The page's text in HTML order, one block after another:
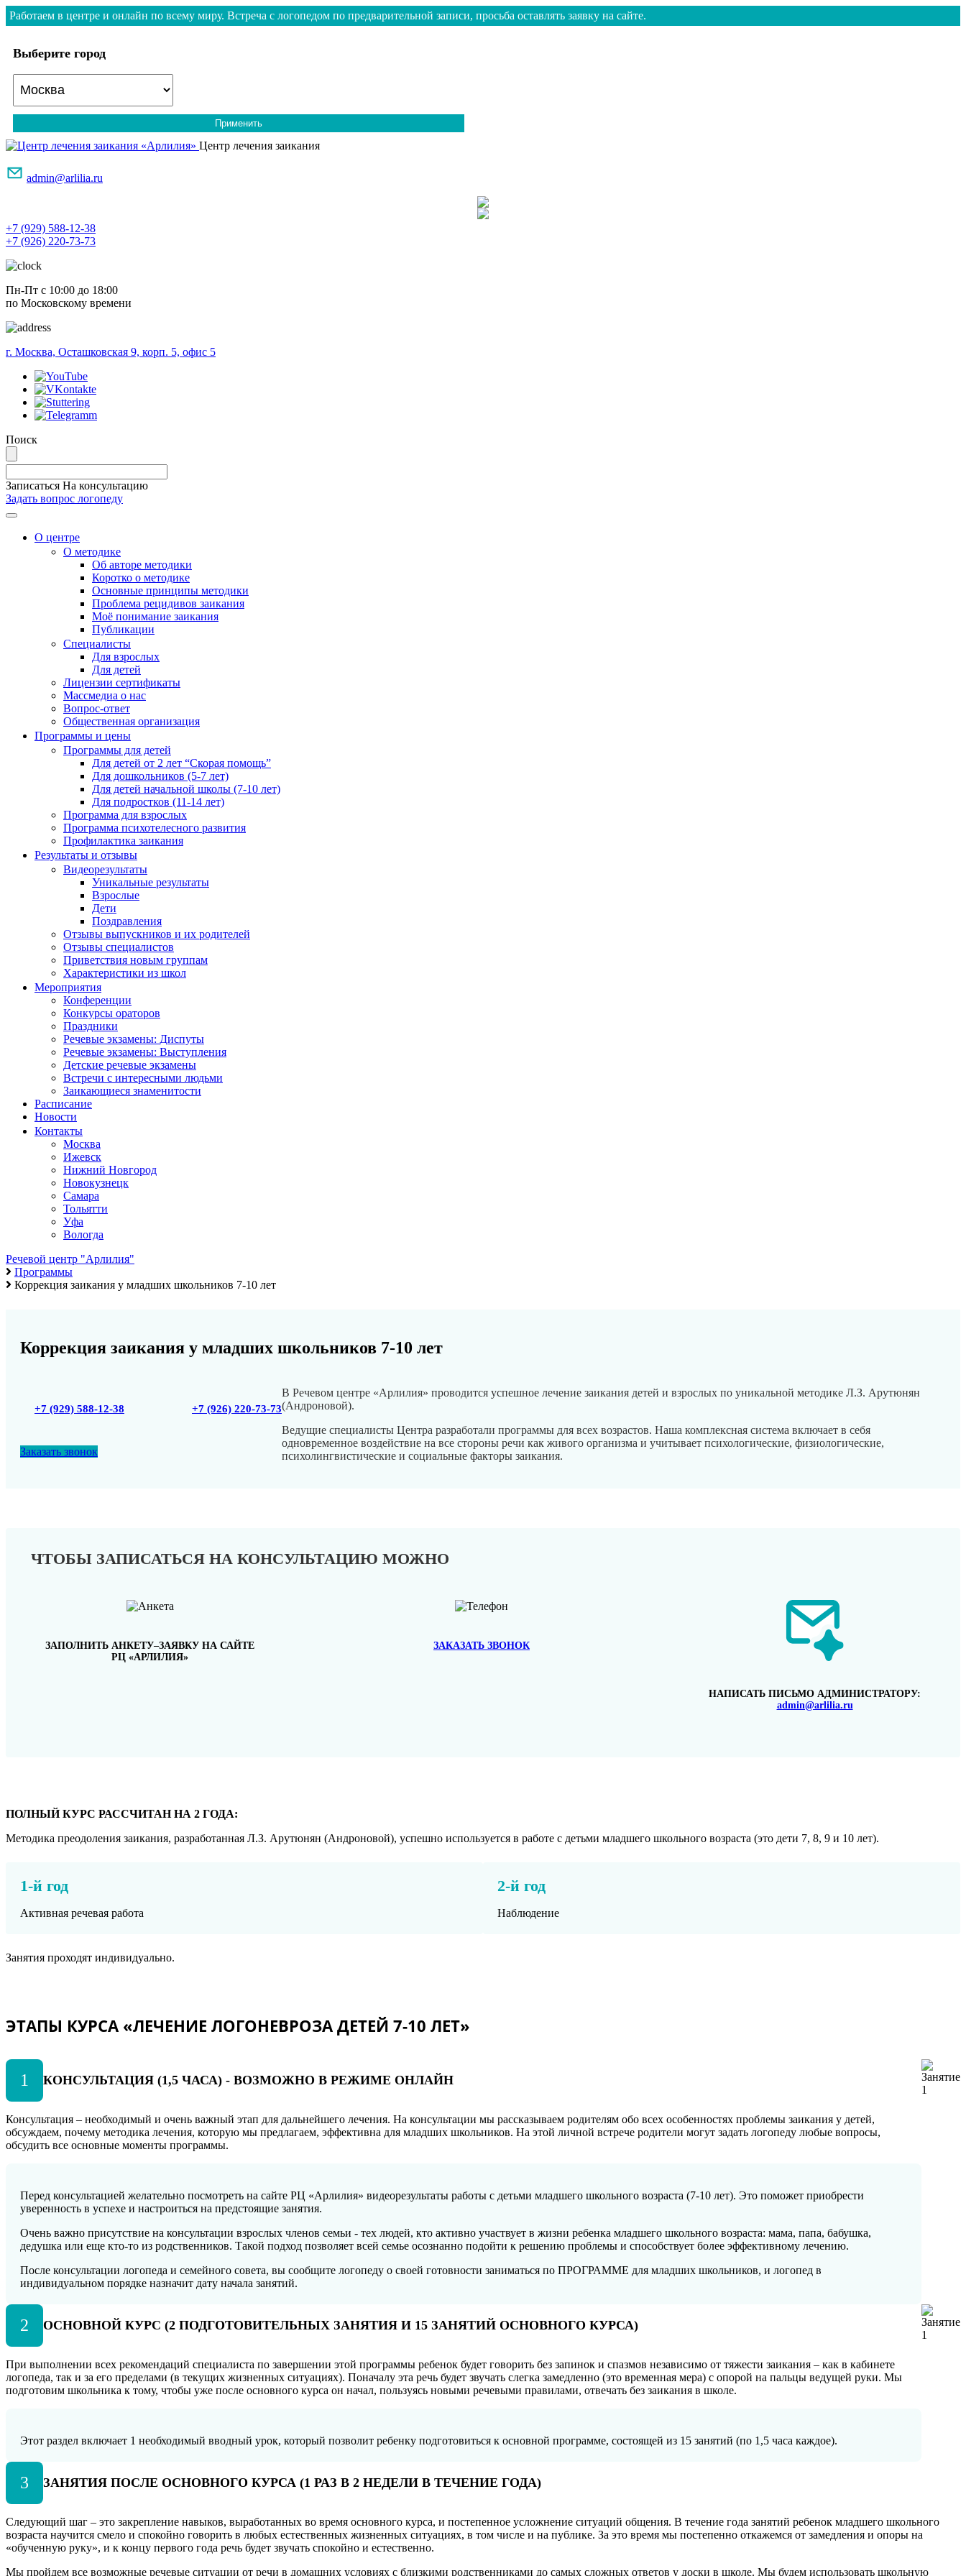
Работаем в центре и онлайн по всему миру. Встреча с логопедом по предварительной записи, просьба оставлять заявку на сайте.
Выберите город
Применить
Центр лечения заикания
admin@arlilia.ru
+7 (929) 588-12-38
+7 (926) 220-73-73
Пн-Пт с 10:00 до 18:00
по Московскому времени
г. Москва, Осташковская 9, корп. 5, офис 5
Поиск
Записаться На консультацию
Задать вопрос логопеду
Меню
О центре
О методике
Об авторе методики
Коротко о методике
Основные принципы методики
Проблема рецидивов заикания
Моё понимание заикания
Публикации
Специалисты
Для взрослых
Для детей
Лицензии сертификаты
Массмедиа о нас
Вопрос-ответ
Общественная организация
Программы и цены
Программы для детей
Для детей от 2 лет “Скорая помощь”
Для дошкольников (5-7 лет)
Для детей начальной школы (7-10 лет)
Для подростков (11-14 лет)
Программа для взрослых
Программа психотелесного развития
Профилактика заикания
Результаты и отзывы
Видеорезультаты
Уникальные результаты
Взрослые
Дети
Поздравления
Отзывы выпускников и их родителей
Отзывы специалистов
Приветствия новым группам
Характеристики из школ
Мероприятия
Конференции
Конкурсы ораторов
Праздники
Речевые экзамены: Диспуты
Речевые экзамены: Выступления
Детские речевые экзамены
Встречи с интересными людьми
Заикающиеся знаменитости
Расписание
Новости
Контакты
Москва
Ижевск
Нижний Новгород
Новокузнецк
Самара
Тольятти
Уфа
Вологда
Речевой центр "Арлилия"
Программы
Коррекция заикания у младших школьников 7-10 лет
Коррекция заикания у младших школьников 7-10 лет
+7 (929) 588-12-38 +7 (926) 220-73-73
Заказать звонок
В Речевом центре «Арлилия» проводится успешное лечение заикания детей и взрослых по уникальной методике Л.З. Арутюнян
(Андроновой).
Ведущие специалисты Центра разработали программы для всех возрастов. Наша комплексная система включает в себя
одновременное воздействие на все стороны речи как живого организма и учитывает психологические, физиологические,
психолингвистические и социальные факторы заикания.
ЧТОБЫ ЗАПИСАТЬСЯ НА КОНСУЛЬТАЦИЮ МОЖНО
ЗАПОЛНИТЬ АНКЕТУ–ЗАЯВКУ НА САЙТЕ
РЦ «АРЛИЛИЯ»
ЗАКАЗАТЬ ЗВОНОК
НАПИСАТЬ ПИСЬМО АДМИНИСТРАТОРУ:
admin@arlilia.ru
ПОЛНЫЙ КУРС РАССЧИТАН НА 2 ГОДА:
Методика преодоления заикания, разработанная Л.З. Арутюнян (Андроновой), успешно используется в работе с детьми младшего школьного возраста (это дети 7, 8, 9 и 10 лет).
1-й год
Активная речевая работа
2-й год
Наблюдение
Занятия проходят индивидуально.
ЭТАПЫ КУРСА «ЛЕЧЕНИЕ ЛОГОНЕВРОЗА ДЕТЕЙ 7-10 ЛЕТ»
1 КОНСУЛЬТАЦИЯ (1,5 ЧАСА) - ВОЗМОЖНО В РЕЖИМЕ ОНЛАЙН
Консультация – необходимый и очень важный этап для дальнейшего лечения. На консультации мы рассказываем родителям обо всех особенностях проблемы заикания у детей,
обсуждаем, почему методика лечения, которую мы предлагаем, эффективна для младших школьников. На этой личной встрече родители могут задать логопеду любые вопросы,
обсудить все основные моменты программы.
Перед консультацией желательно посмотреть на сайте РЦ «Арлилия» видеорезультаты работы с детьми младшего школьного возраста (7-10 лет). Это поможет приобрести
уверенность в успехе и настроиться на предстоящие занятия.
Очень важно присутствие на консультации взрослых членов семьи - тех людей, кто активно участвует в жизни ребенка младшего школьного возраста: мама, папа, бабушка,
дедушка или еще кто-то из родственников. Такой подход позволяет всей семье осознанно подойти к решению проблемы и способствует более эффективному лечению.
После консультации логопеда и семейного совета, вы сообщите логопеду о своей готовности заниматься по ПРОГРАММЕ для младших школьников, и логопед в
индивидуальном порядке назначит дату начала занятий.
2 ОСНОВНОЙ КУРС (2 ПОДГОТОВИТЕЛЬНЫХ ЗАНЯТИЯ И 15 ЗАНЯТИЙ ОСНОВНОГО КУРСА)
При выполнении всех рекомендаций специалиста по завершении этой программы ребенок будет говорить без запинок и спазмов независимо от тяжести заикания – как в кабинете
логопеда, так и за его пределами (в текущих жизненных ситуациях). Поначалу эта речь будет звучать слегка замедленно (это временная мера) с опорой на пальцы ведущей руки. Мы
подготовим школьника к тому, чтобы уже после основного курса он начал, пользуясь новыми речевыми правилами, отвечать без заикания в школе.
Этот раздел включает 1 необходимый вводный урок, который позволит ребенку подготовиться к основной программе, состоящей из 15 занятий (по 1,5 часа каждое).
3 ЗАНЯТИЯ ПОСЛЕ ОСНОВНОГО КУРСА (1 РАЗ В 2 НЕДЕЛИ В ТЕЧЕНИЕ ГОДА)
Следующий шаг – это закрепление навыков, выработанных во время основного курса, и постепенное усложнение ситуаций общения. В течение года занятий ребенок младшего школьного
возраста научится смело и спокойно говорить в любых естественных жизненных ситуациях, в том числе и на публике. За это время мы постепенно откажемся от замедления и опоры на
«обученную руку», и к концу первого года речь будет звучать спокойно и естественно.
Мы пройдем все возможные речевые ситуации от речи в домашних условиях с близкими родственниками до самых сложных ответов у доски в школе. Мы будем использовать школьную